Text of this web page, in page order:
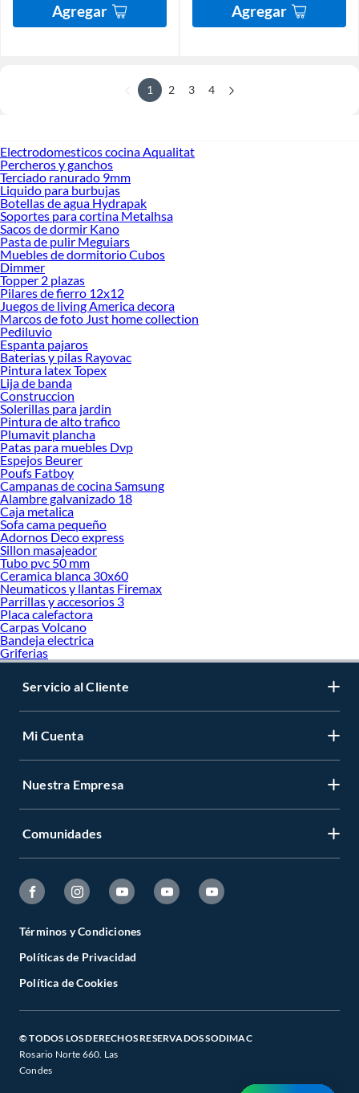
Agregar Agregar
1 2 3 4
Electrodomesticos cocina Aqualitat
Percheros y ganchos
Terciado ranurado 9mm
Liquido para burbujas
Botellas de agua Hydrapak
Soportes para cortina Metalhsa
Sacos de dormir Kano
Pasta de pulir Meguiars
Muebles de dormitorio Cubos
Dimmer
Topper 2 plazas
Pilares de fierro 12x12
Juegos de living America decora
Marcos de foto Just home collection
Pediluvio
Espanta pajaros
Baterias y pilas Rayovac
Pintura latex Topex
Lija de banda
Construccion
Solerillas para jardin
Pintura de alto trafico
Plumavit plancha
Patas para muebles Dvp
Espejos Beurer
Poufs Fatboy
Campanas de cocina Samsung
Alambre galvanizado 18
Caja metalica
Sofa cama pequeño
Adornos Deco express
Sillon masajeador
Tubo pvc 50 mm
Ceramica blanca 30x60
Neumaticos y llantas Firemax
Parrillas y accesorios 3
Placa calefactora
Carpas Volcano
Bandeja electrica
Griferias
Servicio al Cliente
Mi Cuenta
Nuestra Empresa
Comunidades
Términos y Condiciones
Políticas de Privacidad
Política de Cookies
© TODOS LOS DERECHOS RESERVADOS SODIMAC
Rosario Norte 660. Las
Condes